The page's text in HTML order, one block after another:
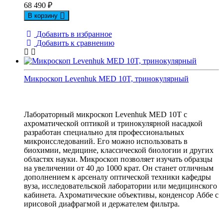
68 490 ₽
В корзину
Добавить в избранное
Добавить к сравнению
Микроскоп Levenhuk MED 10T, тринокулярный
Лабораторный микроскоп Levenhuk MED 10T с
ахроматической оптикой и тринокулярной насадкой
разработан специально для профессиональных
микроисследований. Его можно использовать в
биохимии, медицине, классической биологии и других
областях науки. Микроскоп позволяет изучать образцы
на увеличении от 40 до 1000 крат. Он станет отличным
дополнением к арсеналу оптической техники кафедры
вуза, исследовательской лаборатории или медицинского
кабинета. Ахроматические объективы, конденсор Аббе с
ирисовой диафрагмой и держателем фильтра.